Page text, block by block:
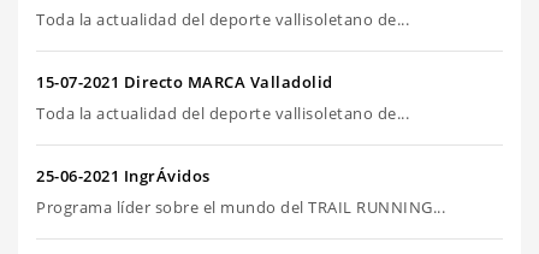
Toda la actualidad del deporte vallisoletano de...
15-07-2021 Directo MARCA Valladolid
Toda la actualidad del deporte vallisoletano de...
25-06-2021 IngrÁvidos
Programa líder sobre el mundo del TRAIL RUNNING...